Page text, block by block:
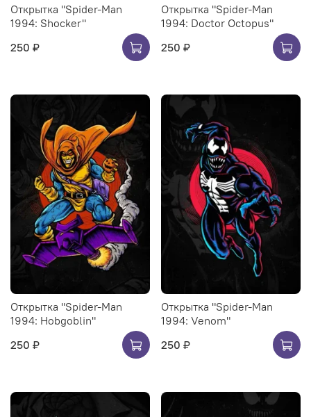
Открытка "Spider-Man
1994: Shocker"
250 ₽
Открытка "Spider-Man
1994: Doctor Octopus"
250 ₽
Открытка "Spider-Man
1994: Hobgoblin"
250 ₽
Открытка "Spider-Man
1994: Venom"
250 ₽